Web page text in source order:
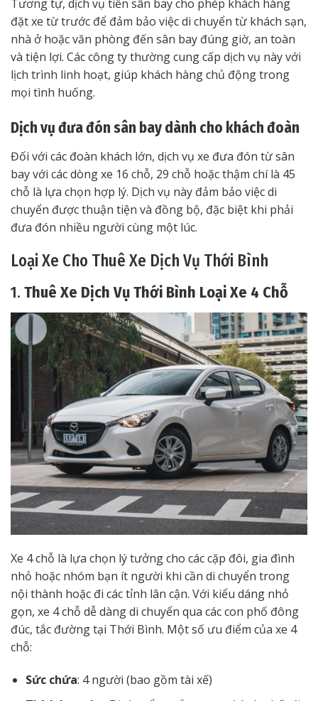
Tương tự, dịch vụ tiễn sân bay cho phép khách hàng
đặt xe từ trước để đảm bảo việc di chuyển từ khách sạn,
nhà ở hoặc văn phòng đến sân bay đúng giờ, an toàn
và tiện lợi. Các công ty thường cung cấp dịch vụ này với
lịch trình linh hoạt, giúp khách hàng chủ động trong
mọi tình huống.
Dịch vụ đưa đón sân bay dành cho khách đoàn
Đối với các đoàn khách lớn, dịch vụ xe đưa đón từ sân
bay với các dòng xe 16 chỗ, 29 chỗ hoặc thậm chí là 45
chỗ là lựa chọn hợp lý. Dịch vụ này đảm bảo việc di
chuyển được thuận tiện và đồng bộ, đặc biệt khi phải
đưa đón nhiều người cùng một lúc.
Loại Xe Cho Thuê Xe Dịch Vụ Thới Bình
1. Thuê Xe Dịch Vụ Thới Bình Loại Xe 4 Chỗ
Xe 4 chỗ là lựa chọn lý tưởng cho các cặp đôi, gia đình
nhỏ hoặc nhóm bạn ít người khi cần di chuyển trong
nội thành hoặc đi các tỉnh lân cận. Với kiểu dáng nhỏ
gọn, xe 4 chỗ dễ dàng di chuyển qua các con phố đông
đúc, tắc đường tại Thới Bình. Một số ưu điểm của xe 4
chỗ:
Sức chứa: 4 người (bao gồm tài xế)